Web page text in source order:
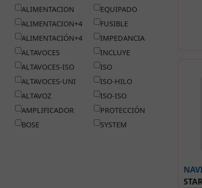
ALIMENTACION
ALIMENTACION+4
ALIMENTACIÓN+4
ALTAVOCES
ALTAVOCES-ISO
ALTAVOCES-UNI
ALTAVOZ
AMPLIFICADOR
BOSE
EQUIPADO
FUSIBLE
IMPEDANCIA
INCLUYE
ISO
ISO-HILO
ISO-ISO
PROTECCIÓN
SYSTEM